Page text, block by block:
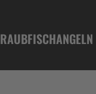
RAUBFISCHANGELN